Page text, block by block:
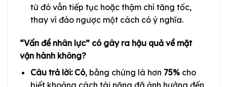
từ đó vẫn tiếp tục hoặc thậm chí tăng tốc,
thay vì đảo ngược một cách có ý nghĩa.
“Vấn đề nhân lực” có gây ra hậu quả về mặt
vận hành không?
Câu trả lời: Có, bằng chứng là hơn 75%cho
biết khoảng cách tài năng đã ảnh hưởng đến